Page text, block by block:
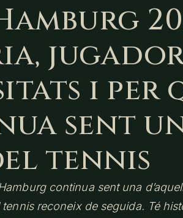
i per
sent
tennis
continua sent una
reconeix de seguida. Té